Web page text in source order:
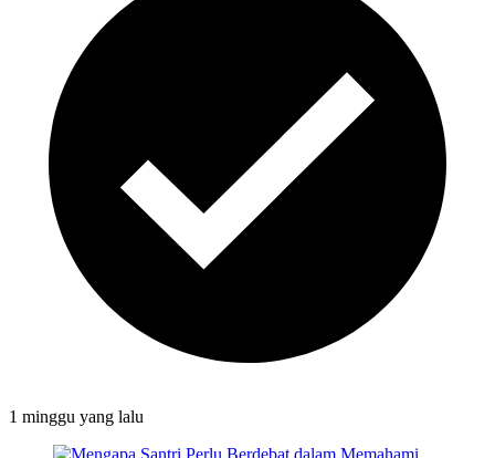
1 minggu yang lalu